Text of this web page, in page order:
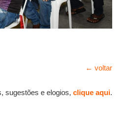
← voltar
sugestões e elogios, clique aqui.